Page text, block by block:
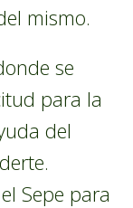
mismo.
se
para la
del
Sepe para